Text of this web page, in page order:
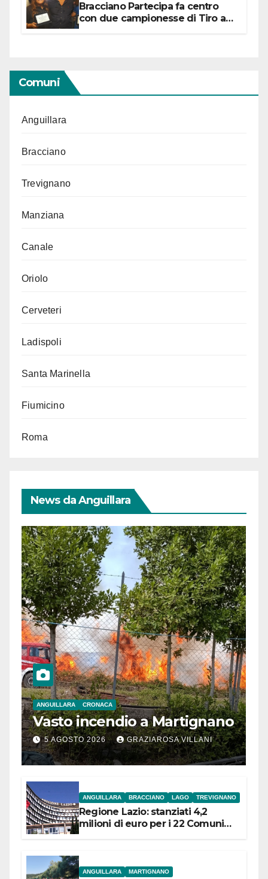
Bracciano Partecipa fa centro
con due campionesse di Tiro a
Comuni
Anguillara
Bracciano
Trevignano
Manziana
Canale
Oriolo
Cerveteri
Ladispoli
Santa Marinella
Fiumicino
Roma
News da Anguillara
ANGUILLARA CRONACA
Vasto incendio a Martignano
5 AGOSTO 2026 GRAZIAROSA VILLANI
ANGUILLARA BRACCIANO LAGO TREVIGNANO
Regione Lazio: stanziati 4,2
milioni di euro per i 22 Comuni
ANGUILLARA MARTIGNANO